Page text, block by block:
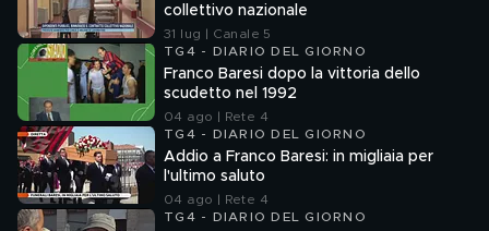
collettivo nazionale
31 lug | Canale 5
TG4 - DIARIO DEL GIORNO
Franco Baresi dopo la vittoria dello
scudetto nel 1992
04 ago | Rete 4
TG4 - DIARIO DEL GIORNO
Addio a Franco Baresi: in migliaia per
l'ultimo saluto
04 ago | Rete 4
TG4 - DIARIO DEL GIORNO